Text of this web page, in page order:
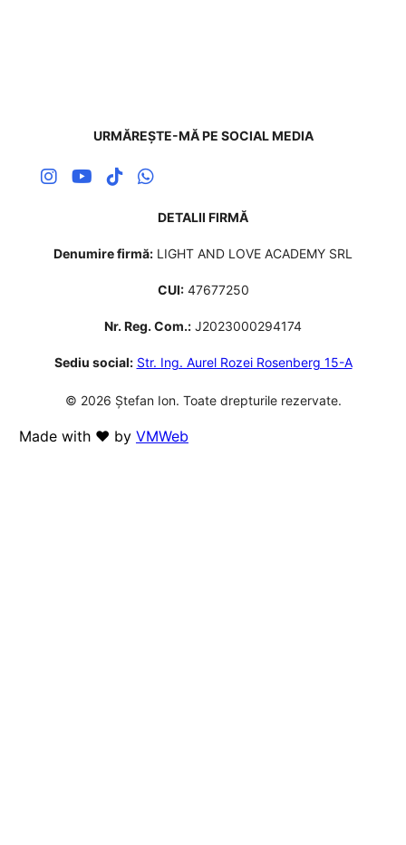
URMĂREȘTE-MĂ PE SOCIAL MEDIA
DETALII FIRMĂ
Denumire firmă: LIGHT AND LOVE ACADEMY SRL
CUI:47677250
Nr. Reg. Com.: J2023000294174
Sediu social: Str. Ing. Aurel Rozei Rosenberg 15-A
© 2026 Ștefan Ion. Toate drepturile rezervate.
Made with ❤️ by VMWeb